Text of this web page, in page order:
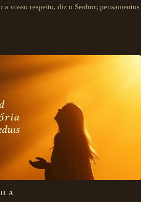
a vosso respeito, diz o Senhor; pensamentos